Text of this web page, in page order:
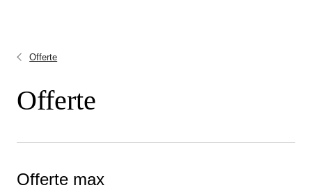
Offerte
Offerte
Offerte max